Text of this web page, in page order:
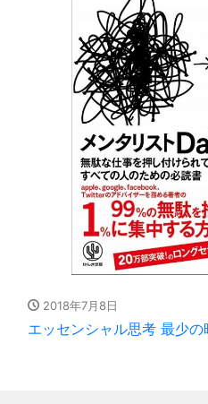
2018年7月8日
エッセンシャル思考 最少